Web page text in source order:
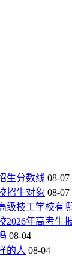
生分数线 08-07
招生对象 08-07
级技工学校有
2026年高考生
08-04
的人 08-04